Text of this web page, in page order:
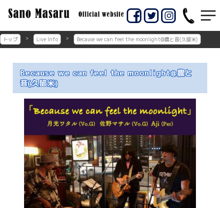
ン
ツ
佐賀市の佐野マサル
ギター教室
佐賀市のギター教室
トップ Live Info Because we can feel the moonlight@農と音(久留米)
Because we can feel the moonlight@農と
音(久留米)